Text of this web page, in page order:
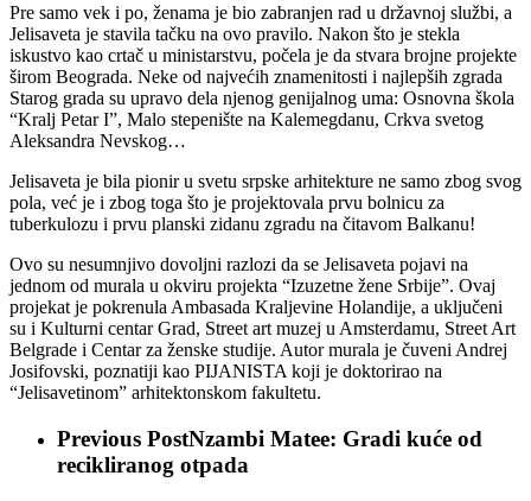
Pre samo vek i po, ženama je bio zabranjen rad u državnoj službi, a
Jelisaveta je stavila tačku na ovo pravilo. Nakon što je stekla
iskustvo kao crtač u ministarstvu, počela je da stvara brojne projekte
širom Beograda. Neke od najvećih znamenitosti i najlepših zgrada
Starog grada su upravo dela njenog genijalnog uma: Osnovna škola
“Kralj Petar I”, Malo stepenište na Kalemegdanu, Crkva svetog
Aleksandra Nevskog…
Jelisaveta je bila pionir u svetu srpske arhitekture ne samo zbog svog
pola, već je i zbog toga što je projektovala prvu bolnicu za
tuberkulozu i prvu planski zidanu zgradu na čitavom Balkanu!
Ovo su nesumnjivo dovoljni razlozi da se Jelisaveta pojavi na
jednom od murala u okviru projekta “Izuzetne žene Srbije”. Ovaj
projekat je pokrenula Ambasada Kraljevine Holandije, a uključeni
su i Kulturni centar Grad, Street art muzej u Amsterdamu, Street Art
Belgrade i Centar za ženske studije. Autor murala je čuveni Andrej
Josifovski, poznatiji kao PIJANISTA koji je doktorirao na
“Jelisavetinom” arhitektonskom fakultetu.
Previous PostNzambi Matee: Gradi kuće od
recikliranog otpada